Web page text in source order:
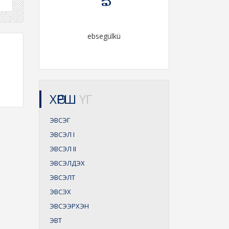
ebsegülkü
ХӨРШ ҮГ
ЭВСЭГ
ЭВСЭЛ I
ЭВСЭЛ II
ЭВСЭЛДЭХ
ЭВСЭЛТ
ЭВСЭХ
ЭВСЭЭРХЭН
ЭВТ